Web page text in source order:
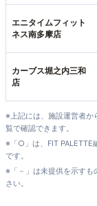
エニタイムフィット
ネス南多摩店
カーブス堀之内三和
店
※上記には、施設運営者か
覧で確認できます。
※「○」は、FIT PALETTE
です。
※「－」は未提供を示すも
さい。